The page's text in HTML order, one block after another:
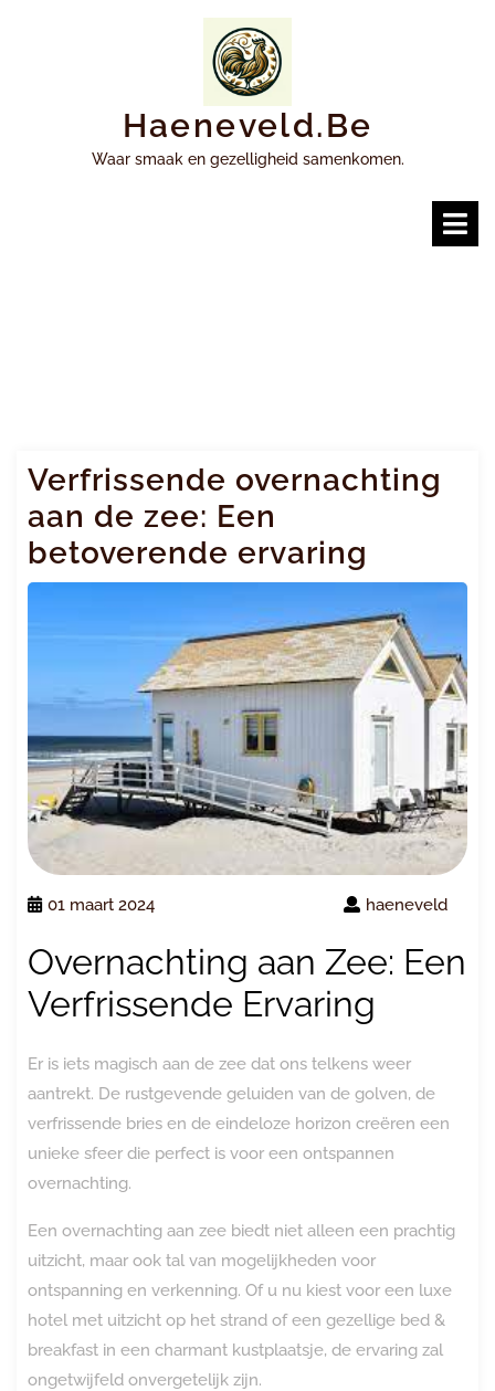
Haeneveld.be
Waar smaak en gezelligheid samenkomen.
Verfrissende overnachting
aan de zee: Een
betoverende ervaring
01 maart 2024 haeneveld
Overnachting aan Zee: Een
Verfrissende Ervaring
Er is iets magisch aan de zee dat ons telkens weer
aantrekt. De rustgevende geluiden van de golven, de
verfrissende bries en de eindeloze horizon creëren een
unieke sfeer die perfect is voor een ontspannen
overnachting.
Een overnachting aan zee biedt niet alleen een prachtig
uitzicht, maar ook tal van mogelijkheden voor
ontspanning en verkenning. Of u nu kiest voor een luxe
hotel met uitzicht op het strand of een gezellige bed &
breakfast in een charmant kustplaatsje, de ervaring zal
ongetwijfeld onvergetelijk zijn.